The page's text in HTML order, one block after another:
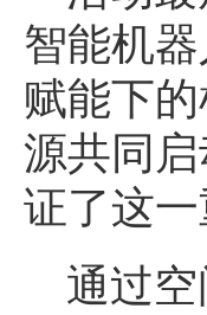
智能机
赋能下
源共同
证了这一
通过